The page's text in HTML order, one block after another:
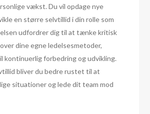
vækst. Du vil opdage nye
en større selvtillid i din rolle som
udfordrer dig til at tænke kritisk
dine egne ledelsesmetoder,
kontinuerlig forbedring og udvikling.
bliver du bedre rustet til at
situationer og lede dit team mod